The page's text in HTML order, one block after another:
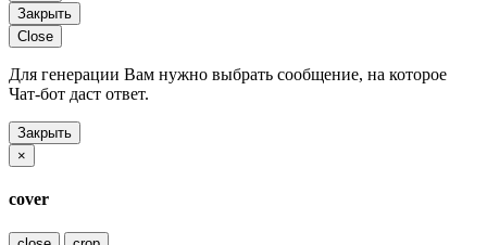
Закрыть
Close
Для генерации Вам нужно выбрать сообщение, на которое
Чат-бот даст ответ.
Закрыть
×
cover